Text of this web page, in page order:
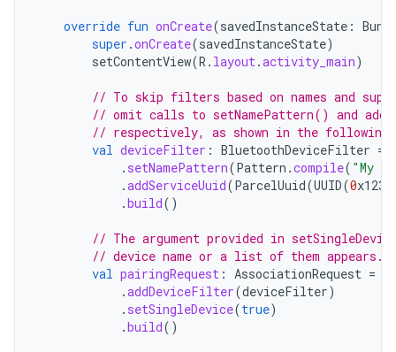
override fun onCreate(savedInstanceState :
super .onCreate(savedInstanceState)
setContentView(R . layout .activity_main)
// To skip filters based on names and
// omit calls to setNamePattern() and
// respectively, as shown in the following
val deviceFilter : BluetoothDeviceFilter =
. setNamePattern(Pattern .compile( "My
.addServiceUuid(ParcelUuid(UUID(0
.build()
// The argument provided in
// device name or a list of them appears.
val pairingRequest : AssociationRequest =
.addDeviceFilter(deviceFilter)
. setSingleDevice(true)
.build()